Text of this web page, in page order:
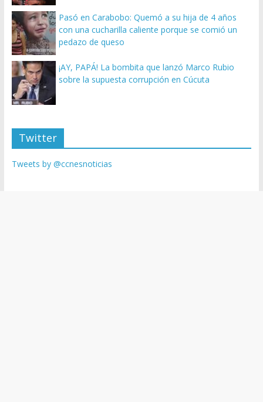
Pasó en Carabobo: Quemó a su hija de 4 años
con una cucharilla caliente porque se comió un
pedazo de queso
¡AY, PAPÁ! La bombita que lanzó Marco Rubio
sobre la supuesta corrupción en Cúcuta
Twitter
Tweets by @ccnesnoticias